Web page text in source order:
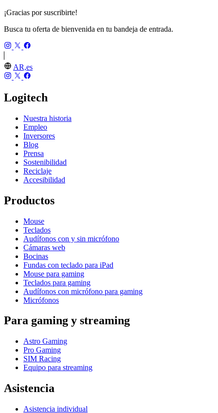
¡Gracias por suscribirte!
Busca tu oferta de bienvenida en tu bandeja de entrada.
AR,es
Logitech
Nuestra historia
Empleo
Inversores
Blog
Prensa
Sostenibilidad
Reciclaje
Accesibilidad
Productos
Mouse
Teclados
Audífonos con y sin micrófono
Cámaras web
Bocinas
Fundas con teclado para iPad
Mouse para gaming
Teclados para gaming
Audífonos con micrófono para gaming
Micrófonos
Para gaming y streaming
Astro Gaming
Pro Gaming
SIM Racing
Equipo para streaming
Asistencia
Asistencia individual